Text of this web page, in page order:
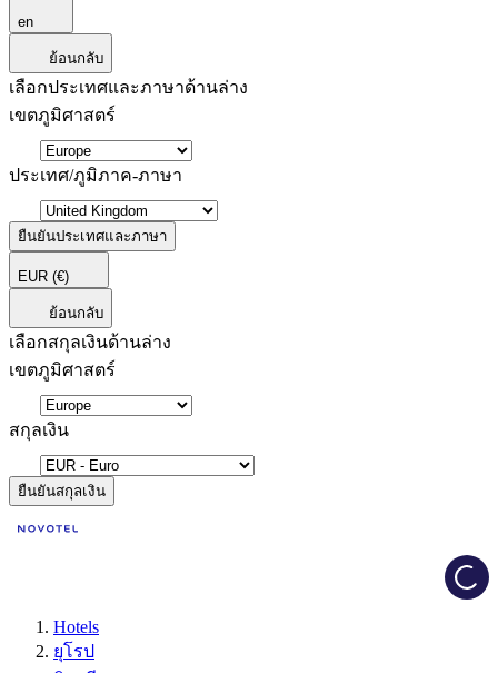
en
ย้อนกลับ
เลือกประเทศและภาษาด้านล่าง
เขตภูมิศาสตร์
ประเทศ/ภูมิภาค-ภาษา
ยืนยันประเทศและภาษา
EUR (€)
ย้อนกลับ
เลือกสกุลเงินด้านล่าง
เขตภูมิศาสตร์
สกุลเงิน
ยืนยันสกุลเงิน
Hotels
ยุโรป